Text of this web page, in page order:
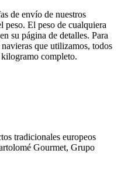
de envío de nuestros
peso. El peso de cualquiera
su página de detalles. Para
que utilizamos, todos
kilogramo completo.
tradicionales europeos
Gourmet, Grupo